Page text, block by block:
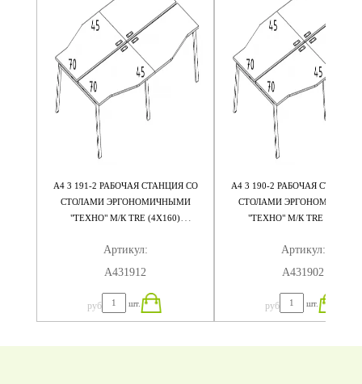
А4 3 191-2 РАБОЧАЯ СТАНЦИЯ СО
СТОЛАМИ ЭРГОНОМИЧНЫМИ
"ТЕХНО" М/К TRE (4Х160)
Артикул:
А431912
руб шт.
А4 3 190-2 РАБОЧАЯ
СТОЛАМИ
"ТЕХНО" М/К TRE (4Х140)
Артикул:
А431902
руб шт.